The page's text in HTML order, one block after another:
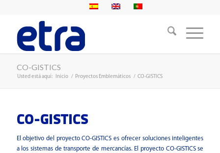
CO-GISTICS
Usted está aquí: Inicio / Proyectos Emblemáticos / CO-GISTICS
CO-GISTICS
El objetivo del proyecto CO-GISTICS es ofrecer soluciones inteligentes
a los sistemas de transporte de mercancías. El proyecto CO-GISTICS se